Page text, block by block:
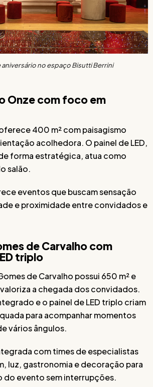
aniversário no espaço Bisutti Berrini
Onze com foco em
400 m² com paisagismo
acolhedora. O painel de LED,
forma estratégica, atua como
salão.
eventos que buscam sensação
e proximidade entre convidados e
de Carvalho com
triplo
de Carvalho possui 650 m² e
a chegada dos convidados.
e o painel de LED triplo criam
para acompanhar momentos
vários ângulos.
com times de especialistas
luz, gastronomia e decoração para
do evento sem interrupções.